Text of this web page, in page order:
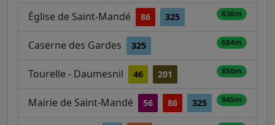
Église de Saint-Mandé 86 325 636m
Caserne des Gardes 325 684m
Tourelle - Daumesnil 46 201 850m
Mairie de Saint-Mandé 56 86 325 945m